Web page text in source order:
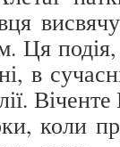
Ця
в
коли